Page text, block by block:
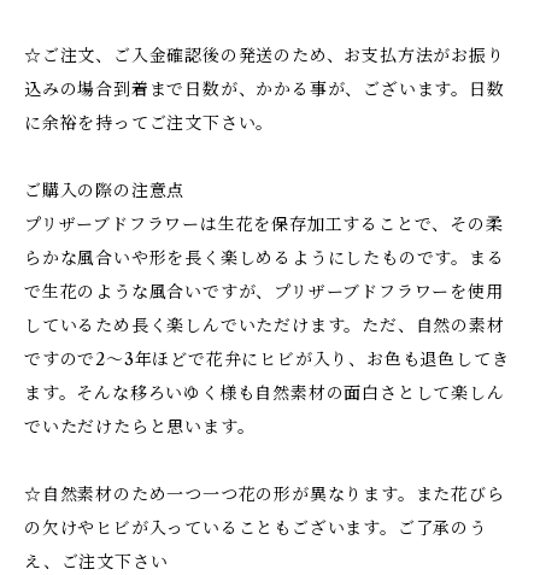
☆ご注文、ご入金確認後の発送のため、お支払方法がお振り
込みの場合到着まで日数が、かかる事が、ございます。日数
に余裕を持ってご注文下さい。
ご購入の際の注意点
プリザーブドフラワーは生花を保存加工することで、その柔
らかな風合いや形を長く楽しめるようにしたものです。まる
で生花のような風合いですが、プリザーブドフラワーを使用
しているため長く楽しんでいただけます。ただ、自然の素材
ですので2～3年ほどで花弁にヒビが入り、お色も退色してき
ます。そんな移ろいゆく様も自然素材の面白さとして楽しん
でいただけたらと思います。
☆自然素材のため一つ一つ花の形が異なります。また花びら
の欠けやヒビが入っていることもございます。ご了承のう
え、ご注文下さい